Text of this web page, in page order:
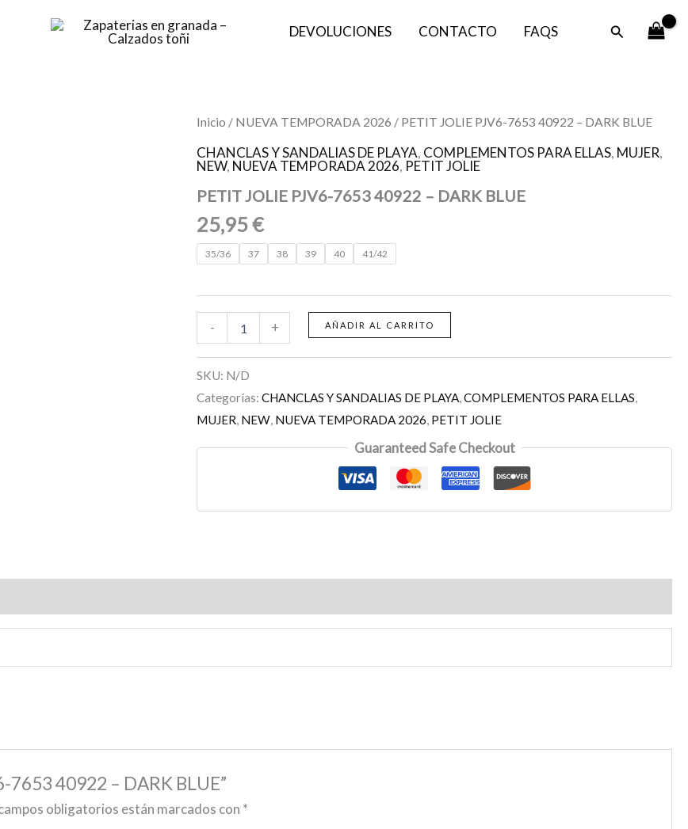
DEVOLUCIONES CONTACTO FAQS Buscar
Inicio / NUEVA TEMPORADA 2026 / PETIT JOLIE PJV6-7653 40922 – DARK BLUE
CHANCLAS Y SANDALIAS DE PLAYA, COMPLEMENTOS PARA ELLAS, MUJER,
NEW, NUEVA TEMPORADA 2026, PETIT JOLIE
PETIT JOLIE PJV6-7653 40922 – DARK BLUE
25,95€
35/36 37 38 39 40 41/42
-
PETIT
PJV6-
7653
-
BLUE
cantidad
+ AÑADIR AL CARRITO
SKU: N/D
Categorías:CHANCLAS Y SANDALIAS DE PLAYA,COMPLEMENTOS PARA ELLAS,
MUJER, NEW, NUEVA TEMPORADA 2026, PETIT JOLIE
Guaranteed Safe Checkout
7653 40922 – DARK BLUE”
obligatorios están marcados con *